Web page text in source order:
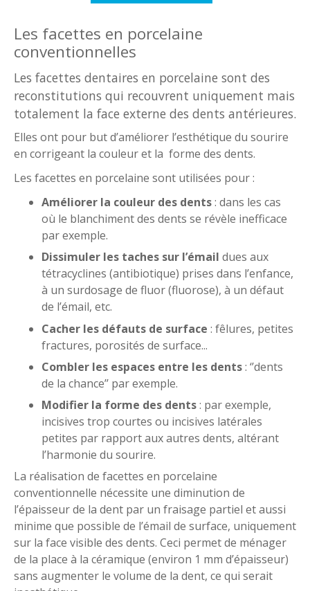
Les facettes en porcelaine
conventionnelles
Les facettes dentaires en porcelaine sont des
reconstitutions qui recouvrent uniquement mais
totalement la face externe des dents antérieures.
Elles ont pour but d’améliorer l’esthétique du sourire
en corrigeant la couleur et la forme des dents.
Les facettes en porcelaine sont utilisées pour :
Améliorer la couleur des dents: dans les cas
où le blanchiment des dents se révèle inefficace
par exemple.
Dissimuler les taches sur l’émail dues aux
tétracyclines (antibiotique) prises dans l’enfance,
à un surdosage de fluor (fluorose), à un défaut
de l’émail, etc.
Cacher les défauts de surface : fêlures, petites
fractures, porosités de surface...
Combler les espaces entre les dents: ‘’dents
de la chance’’ par exemple.
Modifier la forme des dents: par exemple,
incisives trop courtes ou incisives latérales
petites par rapport aux autres dents, altérant
l’harmonie du sourire.
La réalisation de facettes en porcelaine
conventionnelle nécessite une diminution de
l’épaisseur de la dent par un fraisage partiel et aussi
minime que possible de l’émail de surface, uniquement
sur la face visible des dents. Ceci permet de ménager
de la place à la céramique (environ 1 mm d’épaisseur)
sans augmenter le volume de la dent, ce qui serait